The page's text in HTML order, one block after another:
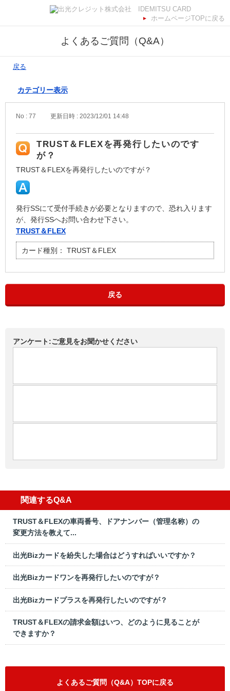
ホームページTOPに戻る
よくあるご質問（Q&A）
戻る
カテゴリー表示
No : 77 更新日時 : 2023/12/01 14:48
TRUST＆FLEXを再発行したいのです
が？
TRUST＆FLEXを再発行したいのですが？
発行SSにて受付手続きが必要となりますので、恐れ入ります
が、発行SSへお問い合わせ下さい。
TRUST＆FLEX
カード種別： TRUST＆FLEX
戻る
アンケート:ご意見をお聞かせください
関連するQ&A
TRUST＆FLEXの車両番号、ドアナンバー（管理名称）の
変更方法を教えて...
出光Bizカードを紛失した場合はどうすればいいですか？
出光Bizカードワンを再発行したいのですが？
出光Bizカードプラスを再発行したいのですが？
TRUST＆FLEXの請求金額はいつ、どのように見ることが
できますか？
よくあるご質問（Q&A）TOPに戻る